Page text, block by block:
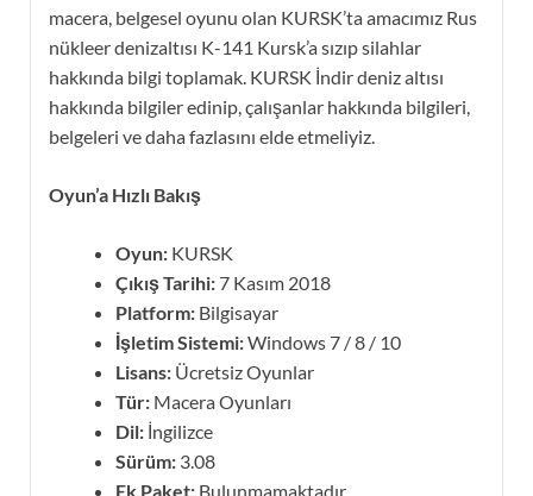
macera, belgesel oyunu olan KURSK’ta amacımız Rus
nükleer denizaltısı K-141 Kursk’a sızıp silahlar
hakkında bilgi toplamak. KURSK İndir deniz altısı
hakkında bilgiler edinip, çalışanlar hakkında bilgileri,
belgeleri ve daha fazlasını elde etmeliyiz.
Oyun’a Hızlı Bakış
Oyun: KURSK
Çıkış Tarihi: 7 Kasım 2018
Platform: Bilgisayar
İşletim Sistemi:Windows 7 / 8 / 10
Lisans: Ücretsiz Oyunlar
Tür: Macera Oyunları
Dil: İngilizce
Sürüm: 3.08
Ek Paket: Bulunmamaktadır